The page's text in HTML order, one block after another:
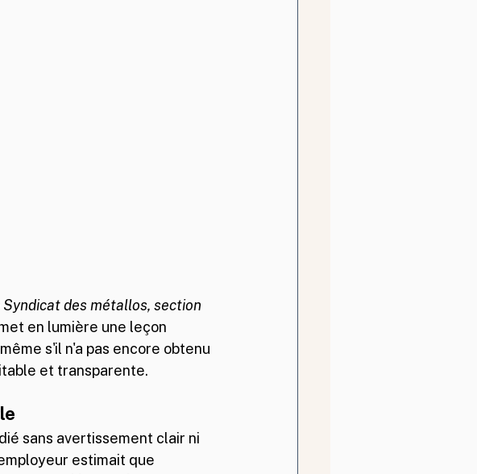
Syndicat des métallos, section
en lumière une leçon
s'il n'a pas encore obtenu
et transparente.
sans avertissement clair ni
estimait que